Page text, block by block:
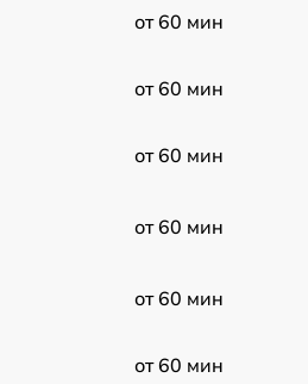
от 60 мин
от 60 мин
от 60 мин
от 60 мин
от 60 мин
от 60 мин